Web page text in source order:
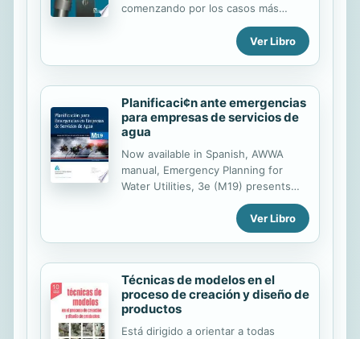
comenzando por los casos más
sencillos hasta los más complicados.
La obra se basa en consideraciones
físicas y geométricas de la
características de distribución de
tensiones bajo diversos tipos de
carga.
Ver Libro
Planificaci¢n ante emergencias
para empresas de servicios de
agua
Now available in Spanish, AWWA
manual, Emergency Planning for
Water Utilities, 3e (M19) presents
techniques for developing
contingency plans for a variety of
emergencies from natural disasters
explains how to develop an
emergency preparedness plan, how
to identify vulnerabilities in your
water system, and how to determine
how a disruption would likely impact
Ver Libro
Técnicas de modelos en el
proceso de creación y diseño de
productos
Está dirigido a orientar a todas